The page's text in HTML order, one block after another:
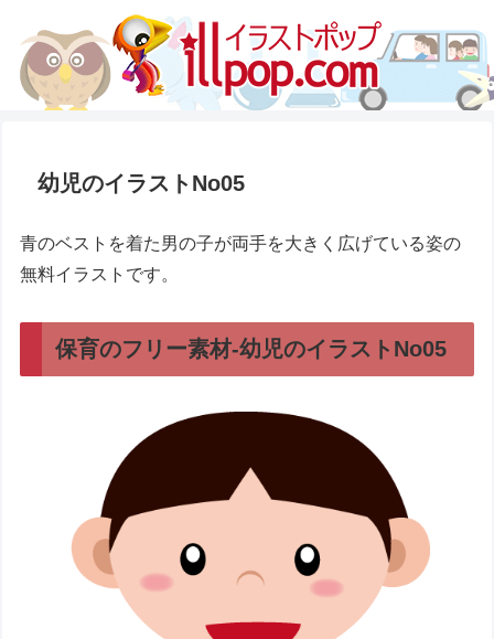
幼児のイラストNo05
青のベストを着た男の子が両手を大きく広げている姿の
無料イラストです。
保育のフリー素材-幼児のイラストNo05